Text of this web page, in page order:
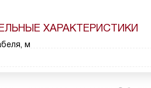
ХАРАКТЕРИСТИКИ
м